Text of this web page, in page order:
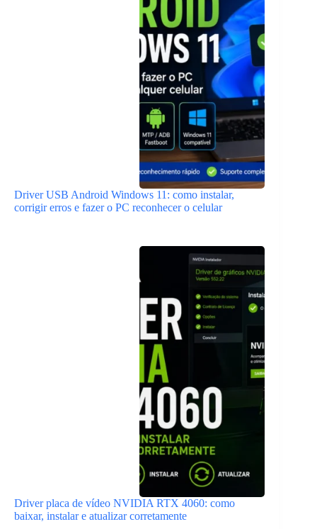
Driver USB Android Windows 11: como instalar,
corrigir erros e fazer o PC reconhecer o celular
Driver placa de vídeo NVIDIA RTX 4060: como
baixar, instalar e atualizar corretamente